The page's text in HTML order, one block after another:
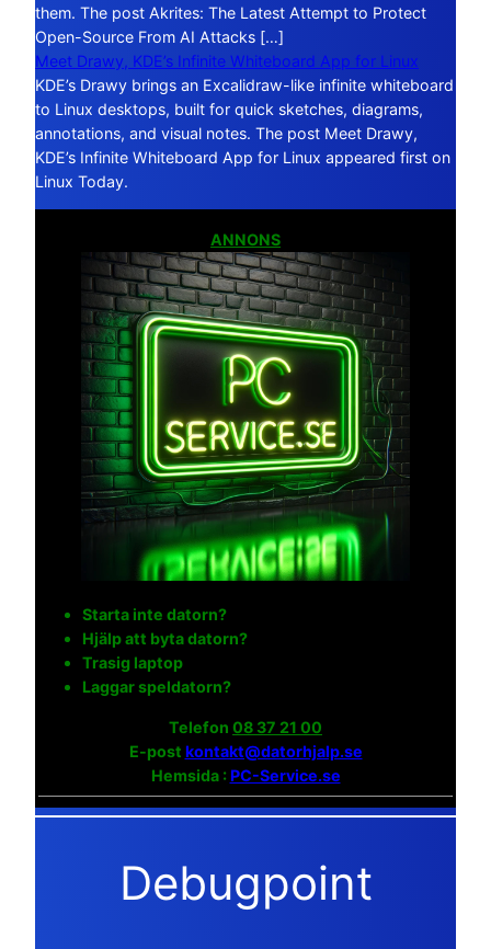
them. The post Akrites: The Latest Attempt to Protect
Open-Source From AI Attacks […]
Meet Drawy, KDE’s Infinite Whiteboard App for Linux
KDE’s Drawy brings an Excalidraw-like infinite whiteboard
to Linux desktops, built for quick sketches, diagrams,
annotations, and visual notes. The post Meet Drawy,
KDE’s Infinite Whiteboard App for Linux appeared first on
Linux Today.
ANNONS
Starta inte datorn?
Hjälp att byta datorn?
Trasig laptop
Laggar speldatorn?
Telefon 08 37 21 00
E-post kontakt@datorhjalp.se
Hemsida :PC-Service.se
Debugpoint